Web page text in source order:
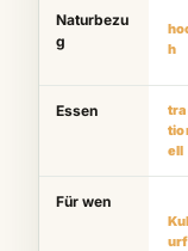
Naturbezu
g
h
Essen
ell
Für wen